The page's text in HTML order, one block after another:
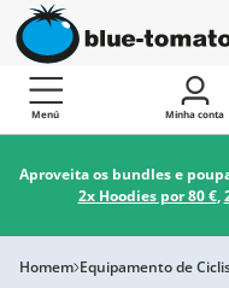
Menú Minha conta
Aproveita os bundles e
2x Hoodies por 80 €,
Homem Equipamento de